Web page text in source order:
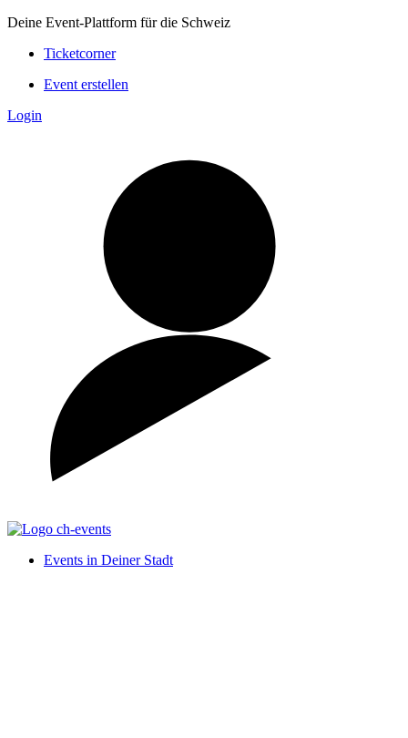
Deine Event-Plattform für die Schweiz
Ticketcorner
Event erstellen
Login
Events in Deiner Stadt